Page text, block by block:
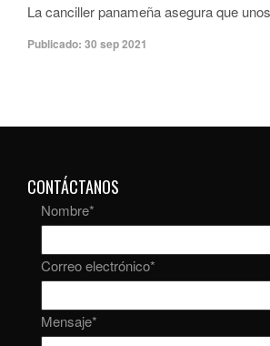
La canciller panameña asegura que
Publicado: 30 sep 2021
CONTÁCTANOS
Nombre*
Correo electrónico*
Mensaje*